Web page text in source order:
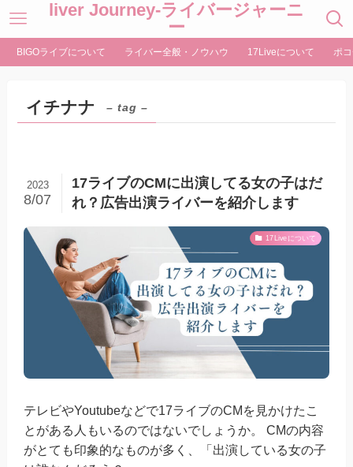
liver Journey-ライバージャーニ
ー
BIGOライブについて ライバー全般・ノウハウ 17Liveについて ポ
イチナナ – tag –
17ライブのCMに出演してる女の子はだ
れ？広告出演ライバーを紹介します
2023
8/07
17Liveについて
テレビやYoutubeなどで17ライブのCMを見かけたこ
とがある人もいるのではないでしょうか。 CMの内容
がとても印象的なものが多く、「出演している女の子